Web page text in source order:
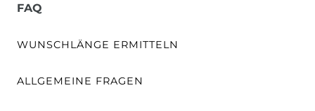
FAQ
WUNSCHLÄNGE ERMITTELN
ALLGEMEINE FRAGEN